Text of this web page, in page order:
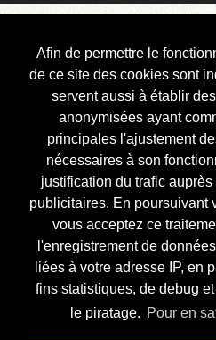
Afin de permettre le
de ce site des cookies sont
servent aussi à établir
anonymisées ayant
principales l'ajustement
nécessaires à son
justification du trafic
publicitaires. En poursuivant
vous acceptez ce
l'enregistrement de
liées à votre adresse IP, en
fins statistiques, de debug
le piratage. Pour en
Courbis, « LE »
Blog Officiel
Bienvenue
Réalisations
Divers (et d’été)
Annonces
Liens externes
Téléchargement